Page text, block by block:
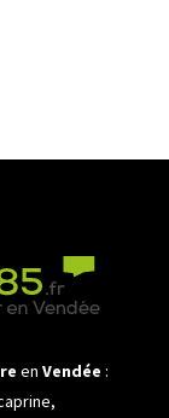
en Vendée :